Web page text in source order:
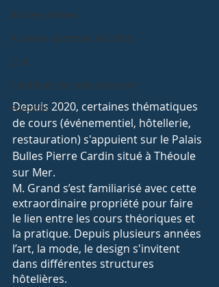
Anciens élèves
Activités sportives et UNSS
CCA
Certificats de spécialisation
Portraits
Depuis 2020, certaines thématiques
de cours (événementiel, hôtellerie,
restauration) s'appuient sur le Palais
Bulles Pierre Cardin situé à Théoule
sur Mer.
M. Grand s’est familiarisé avec cette
extraordinaire propriété pour faire
le lien entre les cours théoriques et
la pratique. Depuis plusieurs années
l’art, la mode, le design s'invitent
dans différentes structures
hôtelières.